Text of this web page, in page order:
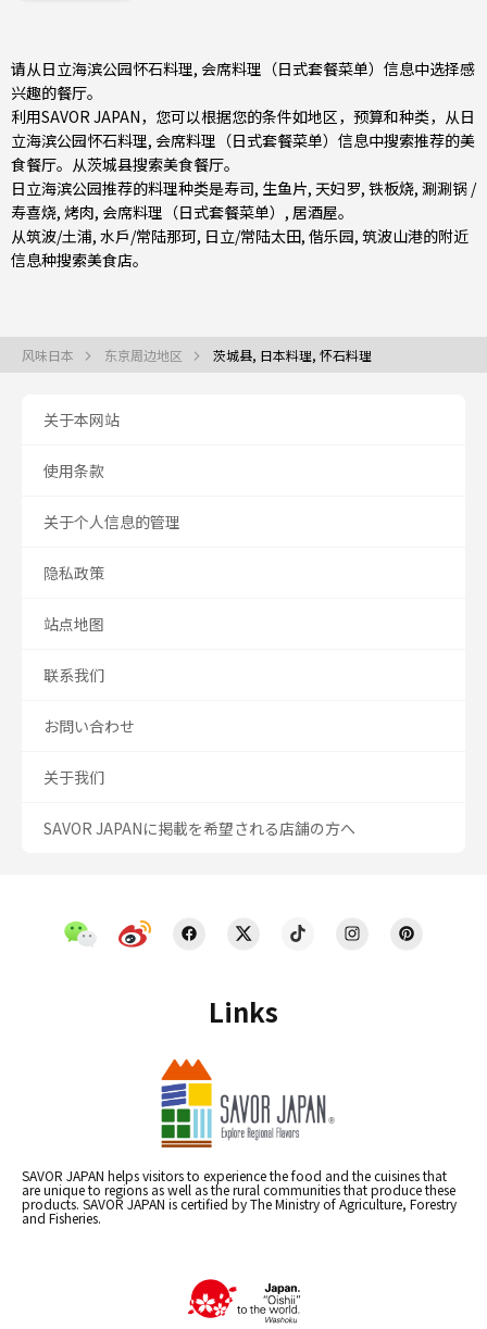
请从日立海滨公园怀石料理, 会席料理（日式套餐菜单）信息中选择感
兴趣的餐厅。
利用SAVOR JAPAN，您可以根据您的条件如地区，预算和种类，从日
立海滨公园怀石料理, 会席料理（日式套餐菜单）信息中搜索推荐的美
食餐厅。从茨城县搜索美食餐厅。
日立海滨公园推荐的料理种类是寿司, 生鱼片, 天妇罗, 铁板烧, 涮涮锅 /
寿喜烧, 烤肉, 会席料理（日式套餐菜单） , 居酒屋。
从筑波/土浦, 水戶/常陆那珂, 日立/常陆太田, 偕乐园, 筑波山港的附近
信息种搜索美食店。
风味日本 东京周边地区 茨城县, 日本料理, 怀石料理
Links
SAVOR JAPAN helps visitors to experience the food and the cuisines that
are unique to regions as well as the rural communities that produce these
products. SAVOR JAPAN is certified by The Ministry of Agriculture, Forestry
and Fisheries.
关于本网站
使用条款
关于个人信息的管理
隐私政策
站点地图
联系我们
お問い合わせ
关于我们
SAVOR JAPANに掲載を希望される店舗の方へ